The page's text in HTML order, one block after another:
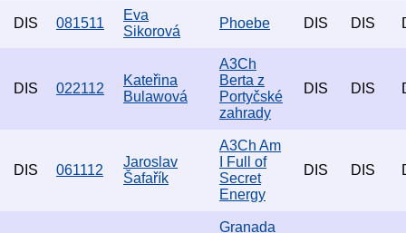
DIS 081511
Eva
Sikorová
Phoebe DIS DIS
DIS 022112
Kateřina
Bulawová
A3Ch
Berta z
Portyčské
zahrady
DIS DIS
DIS 061112
Jaroslav
Šafařík
A3Ch Am
I Full of
Secret
Energy
DIS DIS
Granada